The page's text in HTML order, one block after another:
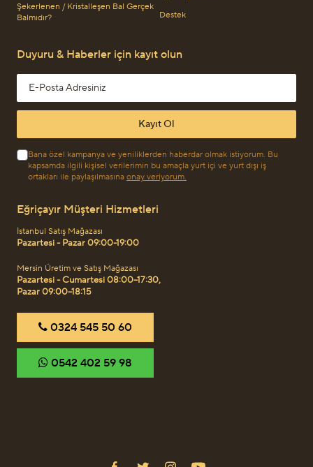
Şekerlenen / Kristalleşen Bal Gerçek
Balmıdır?
Destek
Duyuru & Haberler için kayıt olun
Email address
Kayıt Ol
Bana özel kampanya ve yeniliklerden haberdar olmak istiyorum. Bu
kapsamda ilgili kişisel verilerimin bu amaçla yurt içi ve yurt dışı iş
ortakları ile paylaşılmasına onay veriyorum.
Eğriçayır Müşteri Hizmetleri
İstanbul Satış Mağazası
Pazartesi - Pazar 09:00-19:00
Mersin Üretim ve Satış Mağazası
Pazartesi - Cumartesi 08:00–17:30,
Pazar 09:00–18:15
‎0324 545 50 60
‎0542 402 59 98